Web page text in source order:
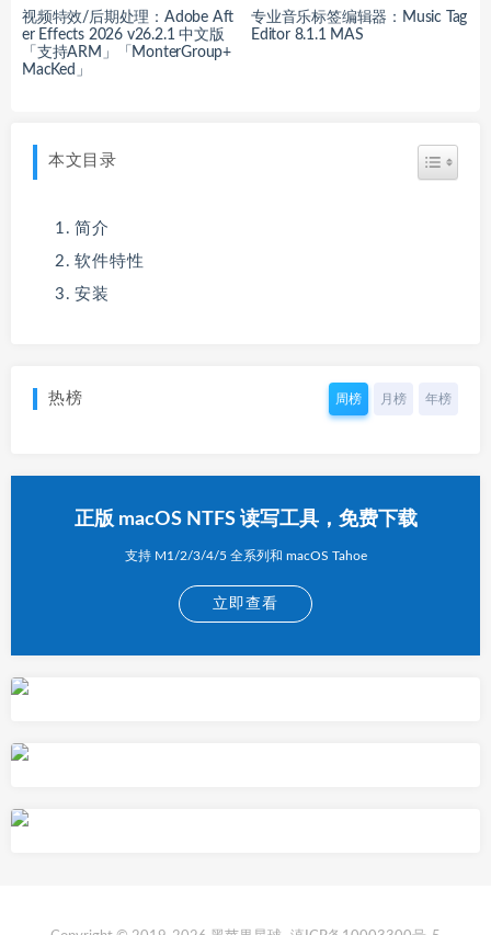
视频特效/后期处理：Adobe Aft
er Effects 2026 v26.2.1 中文版
「支持ARM」「MonterGroup+
MacKed」
专业音乐标签编辑器：Music Tag
Editor 8.1.1 MAS
本文目录
简介
软件特性
安装
热榜 周榜 月榜 年榜
正版 macOS NTFS 读写工具，免费下载
支持 M1/2/3/4/5 全系列和 macOS Tahoe
立即查看